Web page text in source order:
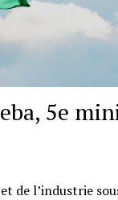
5e
de l’industrie